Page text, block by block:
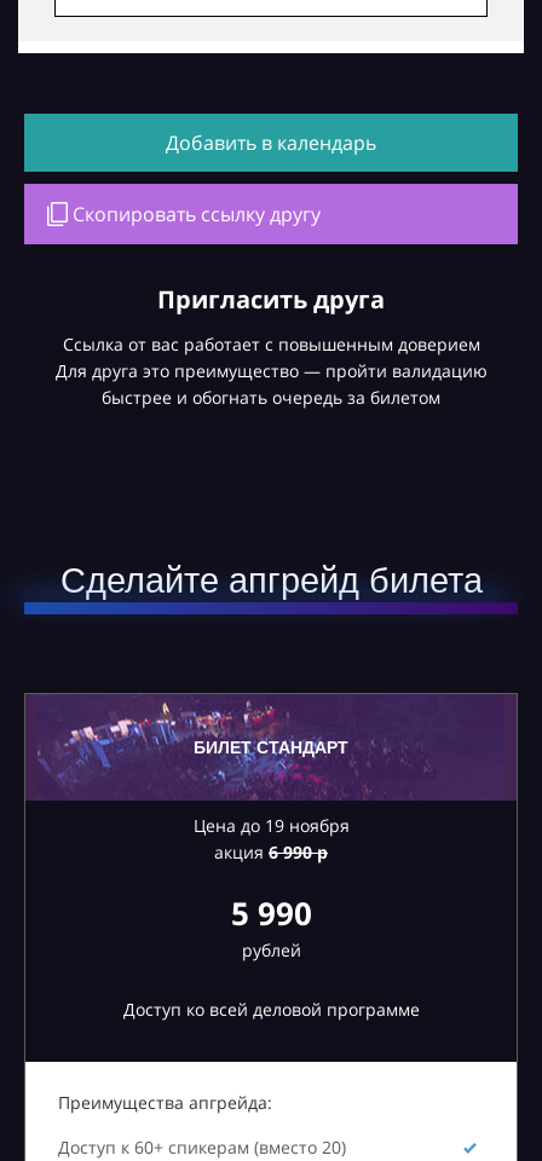
Добавить в календарь
Скопировать ссылку другу
Пригласить друга
Ссылка от вас работает с повышенным доверием
Для друга это преимущество — пройти валидацию
быстрее и обогнать очередь за билетом
Сделайте апгрейд билета
БИЛЕТ СТАНДАРТ
Цена до 19 ноября
акция 6990 р
5 990
рублей
Доступ ко всей деловой программе
Преимущества апгрейда:
Доступ к 60+ спикерам (вместо 20)